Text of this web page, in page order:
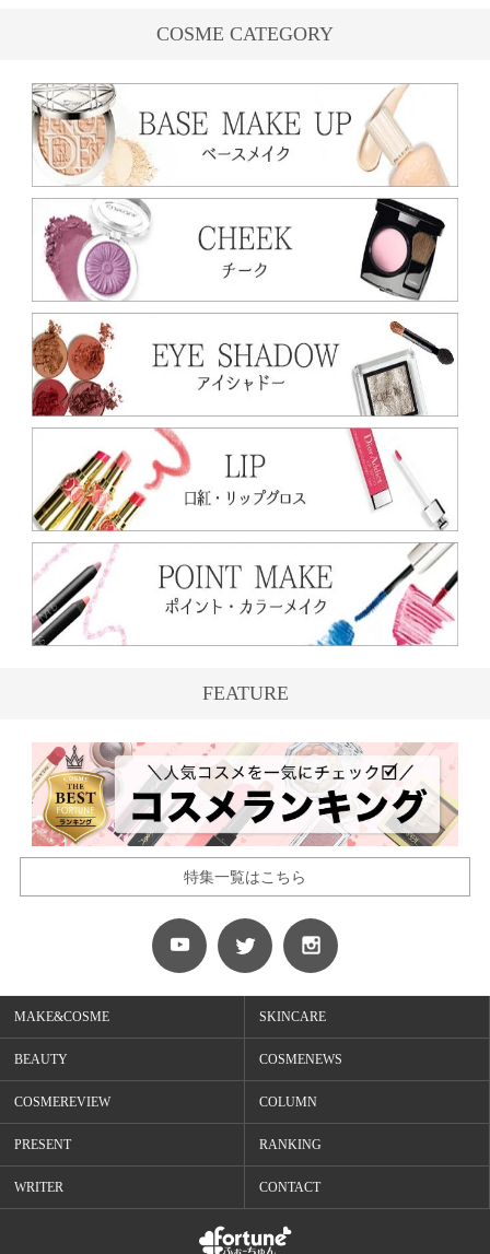
COSME CATEGORY
FEATURE
特集一覧はこちら
MAKE&COSME SKINCARE
BEAUTY COSMENEWS
COSMEREVIEW COLUMN
PRESENT RANKING
WRITER CONTACT